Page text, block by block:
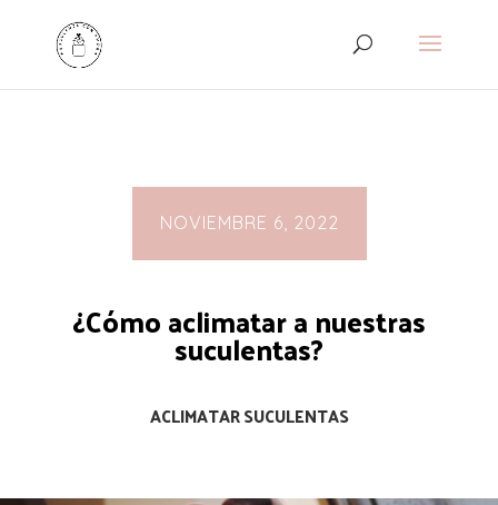
NOVIEMBRE 6, 2022
¿Cómo aclimatar a nuestras
suculentas?
ACLIMATAR SUCULENTAS